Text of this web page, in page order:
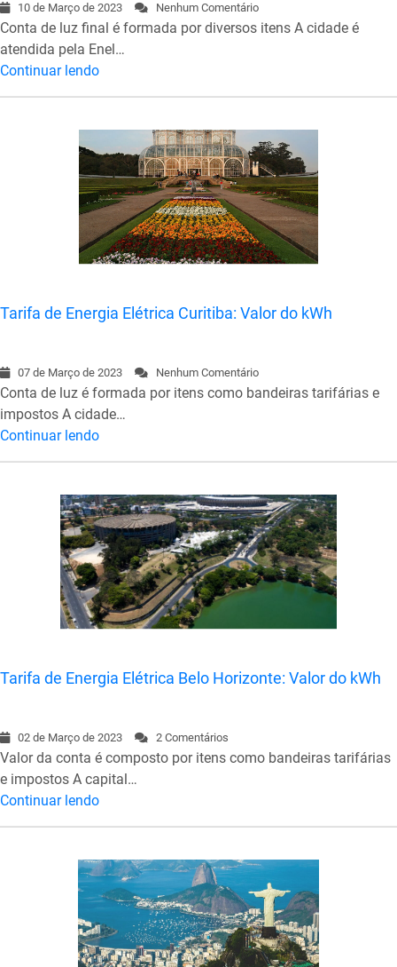
10 de Março de 2023 Nenhum Comentário
Conta de luz final é formada por diversos itens A cidade é
atendida pela Enel…
Continuar lendo
Tarifa de Energia Elétrica Curitiba: Valor do kWh
07 de Março de 2023 Nenhum Comentário
Conta de luz é formada por itens como bandeiras tarifárias e
impostos A cidade…
Continuar lendo
Tarifa de Energia Elétrica Belo Horizonte: Valor do kWh
02 de Março de 2023 2 Comentários
Valor da conta é composto por itens como bandeiras tarifárias
e impostos A capital…
Continuar lendo